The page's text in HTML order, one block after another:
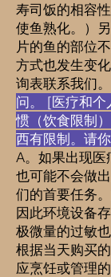
寿司饭的相容
使鱼熟化。）
片的鱼的部位
方式也发生变
询表联系我们。
问。 [医疗和个
惯（饮食限制
西有限制。请
A。如果出现医
也可能不会做
们的首要任务
因此环境设备
极微量的过敏
根据当天购买
应烹饪或管理